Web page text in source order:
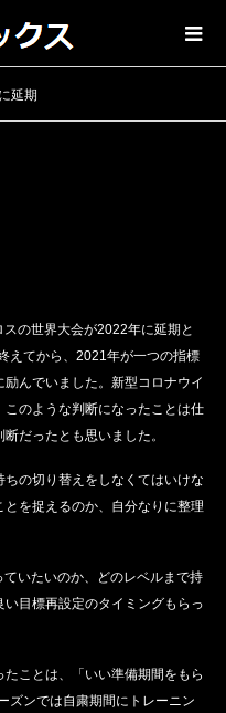
延期
の世界大会が2022年に延期と
えてから、2021年が一つの指標
んでいました。新型コロナウイ
のような判断になったことは仕
だったとも思いました。
の切り替えをしなくてはいけな
を捉えるのか、自分なりに整理
いたいのか、どのレベルまで持
目標再設定のタイミングもらっ
ことは、「いい準備期間をもら
ズンでは自粛期間にトレーニン